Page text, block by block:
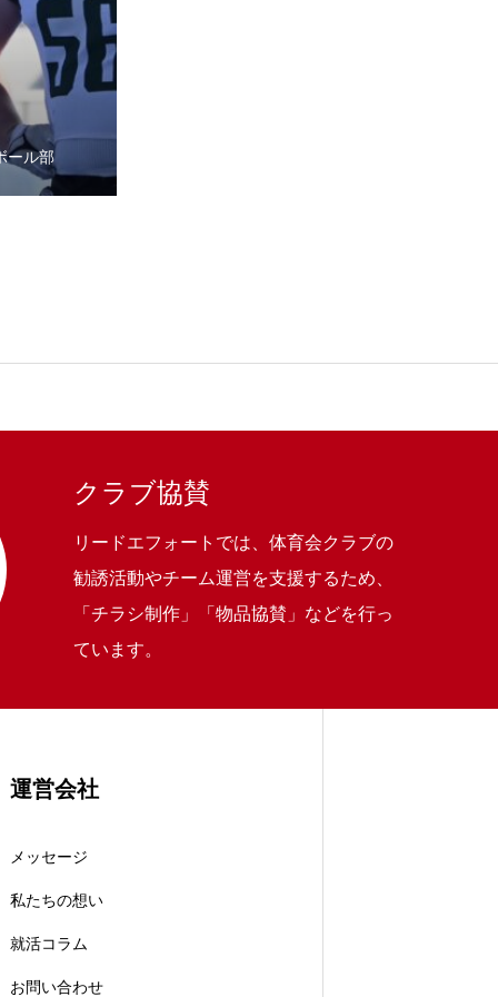
ール部
クラブ協賛
リードエフォートでは、体育会クラブの
勧誘活動やチーム運営を支援するため、
「チラシ制作」「物品協賛」などを行っ
ています。
運営会社
メッセージ
私たちの想い
就活コラム
お問い合わせ